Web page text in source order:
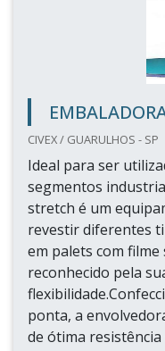
CIVEX / GUARULHOS - SP
Ideal para ser
segmentos
stretch é um
revestir diferentes
em palets com
reconhecido pela
ponta, a
de ótima resistência